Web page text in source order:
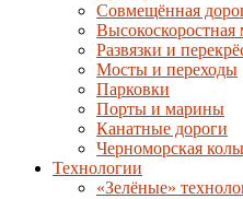
Совмещённая
Высокоскоростная
Развязки и
Мосты и переходы
Парковки
Порты и марины
Канатные дороги
Черноморская
Технологии
«Зелёные»